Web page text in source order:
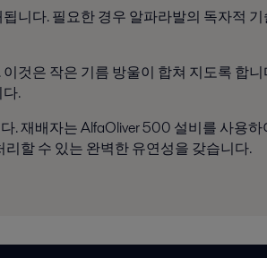
니다. 필요한 경우 알파라발의 독자적
것은 작은 기름 방울이 합쳐 지도록 합
.
. 재배자는 AlfaOliver 500 설비를 사용하
할 수 있는 완벽한 유연성을 갖습니다.